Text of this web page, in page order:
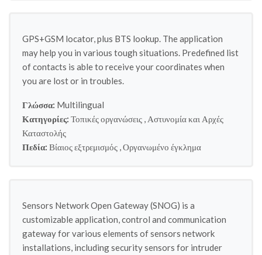
GPS+GSM locator, plus BTS lookup. The application
may help you in various tough situations. Predefined list
of contacts is able to receive your coordinates when
you are lost or in troubles.
Γλώσσα: Multilingual
Κατηγορίες: Τοπικές οργανώσεις , Αστυνομία και Αρχές
Καταστολής
Πεδία: Βίαιος εξτρεμισμός ,Οργανωμένο έγκλημα
Sensors Network Open Gateway (SNOG) is a
customizable application, control and communication
gateway for various elements of sensors network
installations, including security sensors for intruder